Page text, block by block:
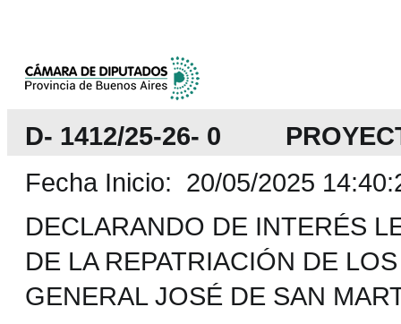
D- 1412/25-26- 0
Fecha Inicio: 20/05/2025
DECLARANDO DE INTERÉS
DE LA REPATRIACIÓN DE
GENERAL JOSÉ DE SAN